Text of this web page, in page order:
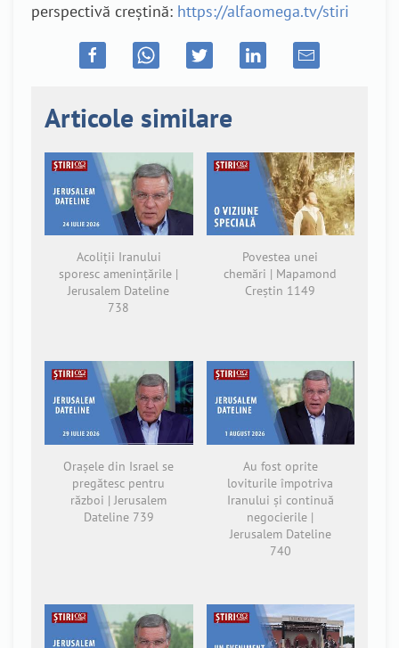
perspectivă creștină: https://alfaomega.tv/stiri
Articole similare
Acoliții Iranului
sporesc amenințările |
Jerusalem Dateline
738
Povestea unei
chemări | Mapamond
Creștin 1149
Orașele din Israel se
pregătesc pentru
război | Jerusalem
Dateline 739
Au fost oprite
loviturile împotriva
Iranului și continuă
negocierile |
Jerusalem Dateline
740